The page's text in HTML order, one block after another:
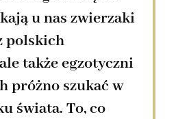
u nas zwierzaki
polskich
także egzotyczni
próżno szukać w
świata. To, co